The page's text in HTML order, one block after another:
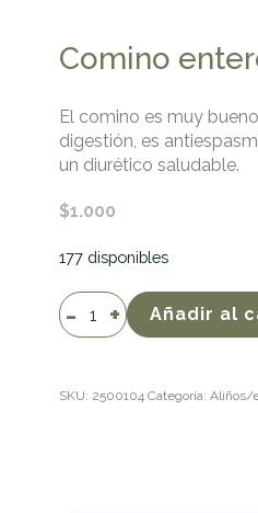
Comino
El comino es muy
digestión, es
un diurético saludable.
$1.000
177 disponibles
Comino
entero
Añadir al
SKU: 2500104 Categoría:Aliños/